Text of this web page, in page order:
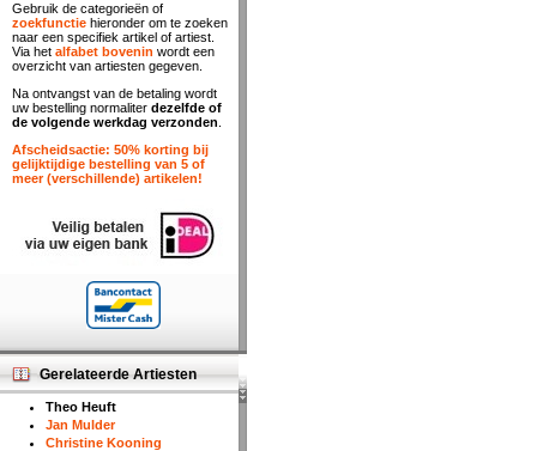
Gebruik de categorieën of
zoekfunctie hieronder om te zoeken
naar een specifiek artikel of artiest.
Via het alfabet bovenin wordt een
overzicht van artiesten gegeven.
Na ontvangst van de betaling wordt
uw bestelling normaliter dezelfde of
de volgende werkdag verzonden
Afscheidsactie: 50% korting bij
gelijktijdige bestelling van 5 of
meer (verschillende) artikelen!
Gerelateerde Artiesten
Theo Heuft
Jan Mulder
Christine Kooning